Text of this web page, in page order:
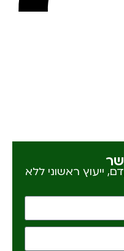
ייעוץ ראשוני ללא